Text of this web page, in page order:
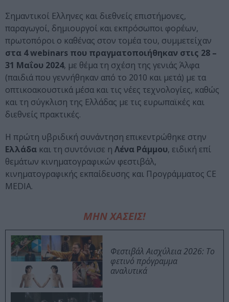
Σημαντικοί Ελληνες και διεθνείς επιστήμονες,
παραγωγοί, δημιουργοί και εκπρόσωποι φορέων,
πρωτοπόροι ο καθένας στον τομέα του, συμμετείχαν
στα 4 webinars που πραγματοποιήθηκαν στις 28 –
31 Μαΐου 2024, με θέμα τη σχέση της γενιάς Άλφα
(παιδιά που γεννήθηκαν από το 2010 και μετά) με τα
οπτικοακουστικά μέσα και τις νέες τεχνολογίες, καθώς
και τη σύγκλιση της Ελλάδας με τις ευρωπαϊκές και
διεθνείς πρακτικές.
Η πρώτη υβριδική συνάντηση επικεντρώθηκε στην
Ελλάδα και τη συντόνισε η Λένα Ράμμου, ειδική επί
θεμάτων κινηματογραφικών φεστιβάλ,
κινηματογραφικής εκπαίδευσης και Προγράμματος CE
MEDIA.
ΜΗΝ ΧΑΣΕΙΣ!
Φεστιβάλ Αισχύλεια 2026: Το
φετινό πρόγραμμα
αναλυτικά